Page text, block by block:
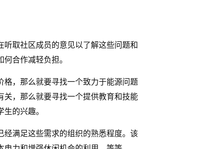
取社区成员的意见以了解这些问题和
合作减轻负担。
，那么就要寻找一个致力于能源问题
，那么就要寻找一个提供教育和技能
的兴趣。
满足这些需求的组织的熟悉程度。该